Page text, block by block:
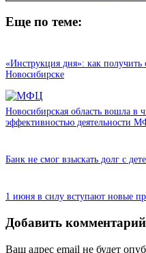
Еще по теме:
«Инструкция дня»: как получить
Новосибирске
Новосибирская область вошла в
эффективностью деятельности
Банк не смог взыскать долг с
1 июня в силу вступают новые
Добавить комментарий
Ваш адрес email не будет